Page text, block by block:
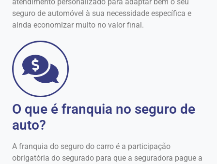
seguro de automóvel à sua necessidade específica e
ainda economizar muito no valor final.
O que é franquia no seguro de
auto?
A franquia do seguro do carro é a participação
obrigatória do segurado para que a seguradora pague a